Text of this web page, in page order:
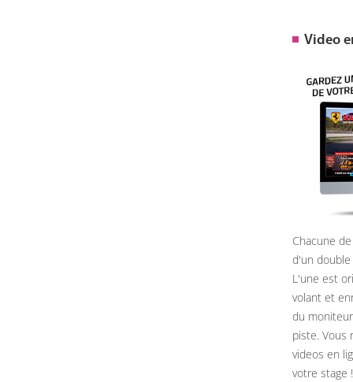
Video
Chacune
d'un
L'une est
volant et
du
piste. Vous
videos en
votre stage !